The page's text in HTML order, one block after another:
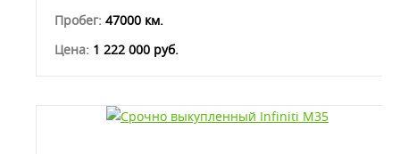
Пробег: 47000 км.
Цена: 1 222 000 руб.